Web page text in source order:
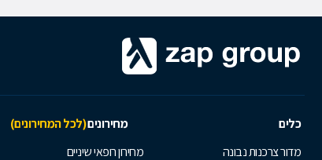
כלים מחירונים(לכל המחירונים)
מדור צרכנות נבונה
מחירון רופאי שיניים